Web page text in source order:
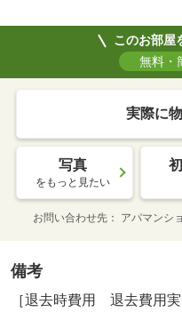
このお部屋
無料・
実際に
写真
をもっと見たい
お問い合わせ先 アパマンシ
備考
［退去時費用 退去費用